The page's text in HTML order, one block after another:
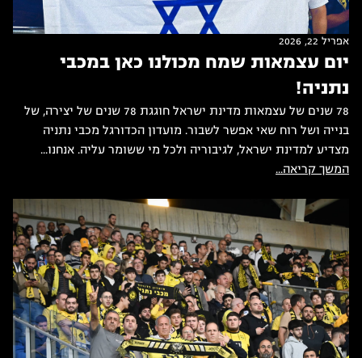
אפריל 22, 2026
יום עצמאות שמח מכולנו כאן במכבי
נתניה!
78 שנים של עצמאות מדינת ישראל חוגגת 78 שנים של יצירה, של
בנייה ושל רוח שאי אפשר לשבור. מועדון הכדורגל מכבי נתניה
מצדיע למדינת ישראל, לגיבוריה ולכל מי ששומר עליה. אנחנו...
המשך קריאה...